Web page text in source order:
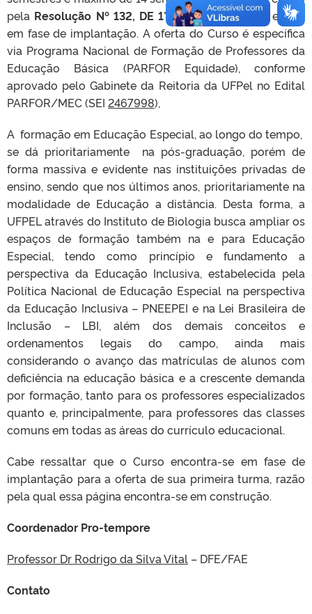
pela Resolução Nº 132, DE 1° de julho de 2025 e está
em fase de implantação. A oferta do Curso é específica
via Programa Nacional de Formação de Professores da
Educação Básica (PARFOR Equidade), conforme
aprovado pelo Gabinete da Reitoria da UFPel no Edital
PARFOR/MEC (SEI 2467998),
A formação em Educação Especial, ao longo do tempo,
se dá prioritariamente na pós-graduação, porém de
forma massiva e evidente nas instituições privadas de
ensino, sendo que nos últimos anos, prioritariamente na
modalidade de Educação a distância. Desta forma, a
UFPEL através do Instituto de Biologia busca ampliar os
espaços de formação também na e para Educação
Especial, tendo como princípio e fundamento a
perspectiva da Educação Inclusiva, estabelecida pela
Política Nacional de Educação Especial na perspectiva
da Educação Inclusiva – PNEEPEI e na Lei Brasileira de
Inclusão – LBI, além dos demais conceitos e
ordenamentos legais do campo, ainda mais
considerando o avanço das matrículas de alunos com
deficiência na educação básica e a crescente demanda
por formação, tanto para os professores especializados
quanto e, principalmente, para professores das classes
comuns em todas as áreas do currículo educacional.
Cabe ressaltar que o Curso encontra-se em fase de
implantação para a oferta de sua primeira turma, razão
pela qual essa página encontra-se em construção.
Coordenador Pro-tempore
Professor Dr Rodrigo da Silva Vital – DFE/FAE
Contato